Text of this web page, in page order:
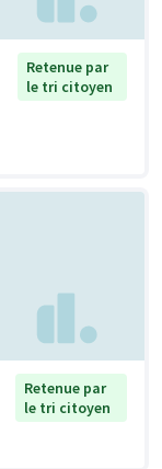
Retenue par
le tri citoyen
Retenue par
le tri citoyen